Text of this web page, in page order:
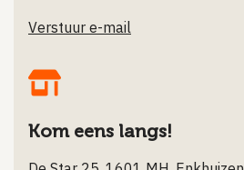
Verstuur e-mail
Kom eens langs!